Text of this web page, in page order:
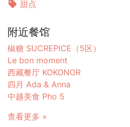
甜点
附近餐馆
椒糖 SUCREPICE（5区）
Le bon moment
西藏餐厅 KOKONOR
四月 Ada & Anna
中越美食 Pho 5
查看更多 »